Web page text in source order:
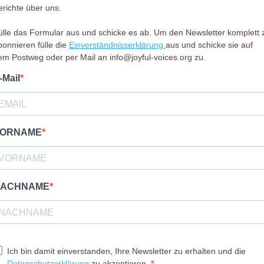
über uns.
das Formular aus und schicke es ab. Um den Newsletter komplett
fülle die Einverständnisserklärung aus und schicke sie auf
Postweg oder per Mail an info@joyful-voices.org zu.
Mail
Ich bin damit einverstanden, Ihre Newsletter zu erhalten und die